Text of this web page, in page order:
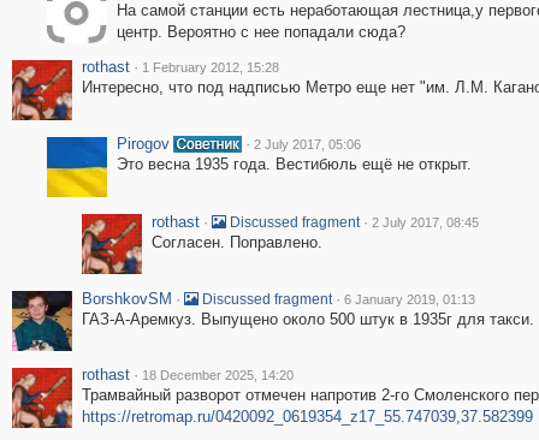
На самой станции есть неработающая лестница,у
центр. Вероятно с нее попадали сюда?
rothast · 1 February 2012, 15:28
Интересно, что под надписью Метро еще нет "им. Л.М.
Pirogov · 2 July 2017, 05:06
Это весна 1935 года. Вестибюль ещё не открыт.
rothast · Discussed fragment · 2 July 2017, 08:45
Согласен. Поправлено.
BorshkovSM · Discussed fragment · 6 January 2019, 01:13
ГАЗ-А-Аремкуз. Выпущено около 500 штук в 1935г для такси.
rothast · 18 December 2025, 14:20
Трамвайный разворот отмечен напротив 2-го Смоленского
https://retromap.ru/0420092_0619354_z17_55.747039,37.582399